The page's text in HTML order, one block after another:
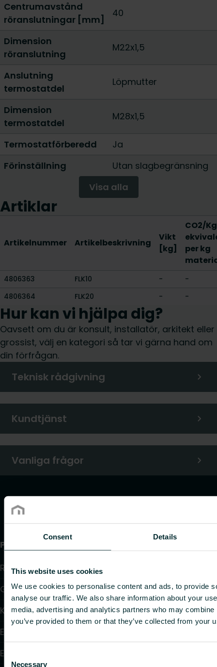
Consent Details
This website uses cookies
We use cookies to personalise content and ads, to provide
analyse our traffic. We also share information about your
media, advertising and analytics partners who may
you’ve provided to them or that they’ve collected from your
Consent
Necessary
Centrumavstånd
röranslutningar [mm]
40
Dimension
röranslutning
M22x1,5
Anslutning
termostatdel
Löpmutter
Dimension
termostatdel
M28x1,5
Termostatförberedd
Ja
Förinställning
Utan slagbegränsning
Visa alla
Artiklar
Artikelnummer Artikelbeskrivning
Vikt
[kg]
CO2/Kg
per kg
4806363 FLK10 -
-
4806364
FLK20 - -
Hur kan vi hjälpa dig?
Oavsett om du är konsult, installatör, arkitekt eller
grossist, välj en kategori så tar vi gärna hand om
din förfrågan.
Teknisk rådgivning
Kundtjänst
Vanliga frågor
Produkter
Radiatorer
Golvvärme och golvkylning
Konvektorer och fläktkonvektorer
Elektrisk uppvärmning
Elektronisk styrning